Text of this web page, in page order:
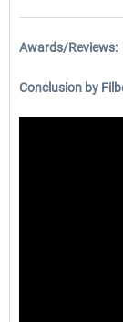
Awards/Reviews:
Conclusion by